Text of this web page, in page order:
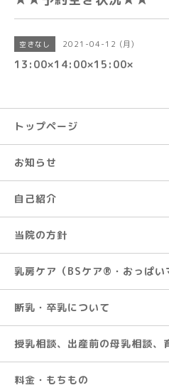
空きなし 2021-04-12 (月)
13:00×14:00×15:00×
トップページ
お知らせ
自己紹介
当院の方針
乳房ケア（BSケア®︎・おっぱい
断乳・卒乳について
授乳相談、出産前の母乳相談、
料金・もちもの